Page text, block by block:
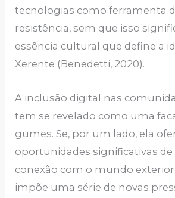
tecnologias como ferramenta
resistência, sem que isso
essência cultural que define a
Xerente (Benedetti, 2020).
A inclusão digital nas
tem se revelado como uma
gumes. Se, por um lado, ela
oportunidades significativas de
conexão com o mundo
impõe uma série de novas